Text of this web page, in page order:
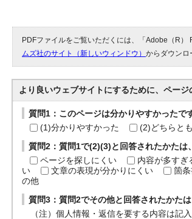
PDFファイルをご覧いただくには、「Adobe（R
ムズ社のサイト（新しいウィンドウ） からダウンロ
より良いウェブサイトにするために、ページ
質問1：このページは分かりやすかったで
(1)分かりやすかった
(2)どちらと
質問2：質問1で(2)(3)と回答されたかたは
ページを探しにくい
内容が多すぎ
い
文章の表現が分かりにくい 箇
の他
質問3：質問2でその他と回答されたかた
（注）個人情報・返信を要する内容は記入